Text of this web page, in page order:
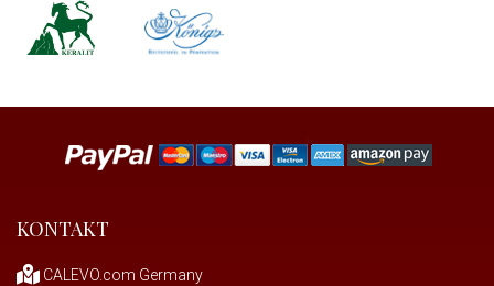
KONTAKT
CALEVO.com Germany